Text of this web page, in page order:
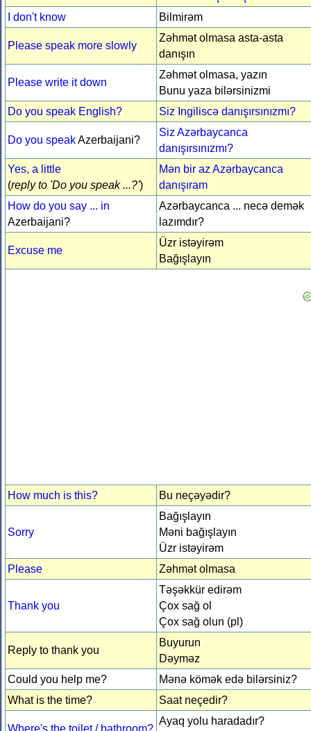
I don't know
Bilmirəm
Please speak more slowly
Zəhmət olmasa asta-asta
danışın
Please write it down
Zəhmət olmasa, yazın
Bunu yaza bilərsinizmi
Do you speak English?
Siz Ingiliscə danışırsınızmı?
Do you speakAzerbaijani?
Siz Azərbaycanca
danışırsınızmı?
Yes, a little
(reply to 'Do you speak ...?')
Mən bir az Azərbaycanca
danışıram
How do you say ... in
Azerbaijani?
Azərbaycanca ... necə demək
lazımdır?
Excuse me
Üzr istəyirəm
Bağışlayın
How much is this? Bu neçəyədir?
Sorry
Bağışlayın
Məni bağışlayın
Üzr istəyirəm
Please
Zəhmət olmasa
Thank you
Təşəkkür edirəm
Çox sağ ol
Çox sağ olun (pl)
Reply to thank you
Buyurun
Dəyməz
Could you help me?
Mənə kömək edə bilərsiniz?
What is the time?
Saat neçedir?
Where's the toilet / bathroom?
Ayaq yolu haradadır?